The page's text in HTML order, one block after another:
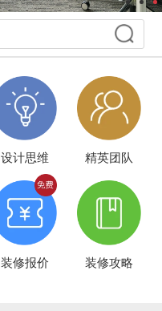
设计思维 精英团队
装修报价 装修攻略